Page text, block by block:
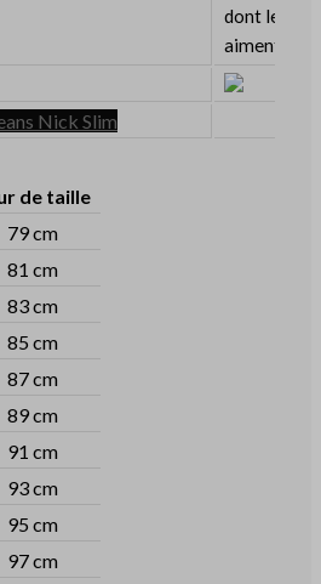
dont le
aiment
Nick Slim
de taille
79 cm
81 cm
83 cm
85 cm
87 cm
89 cm
91 cm
93 cm
95 cm
97 cm